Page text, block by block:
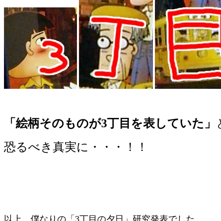
「絵柄そのものが3丁目を表していた」
恐るべき真実に・・・！！
以上、僕なりの「3丁目の夕日」研究発表でした。